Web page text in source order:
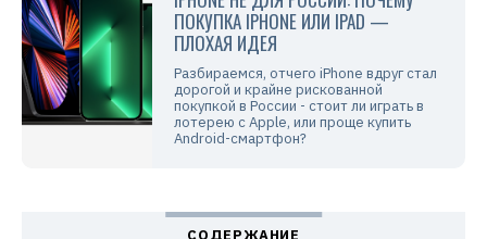
ПОКУПКА IPHONE ИЛИ IPAD —
ПЛОХАЯ ИДЕЯ
Разбираемся, отчего iPhone вдруг стал
дорогой и крайне рискованной
покупкой в России - стоит ли играть в
лотерею с Apple, или проще купить
Android-смартфон?